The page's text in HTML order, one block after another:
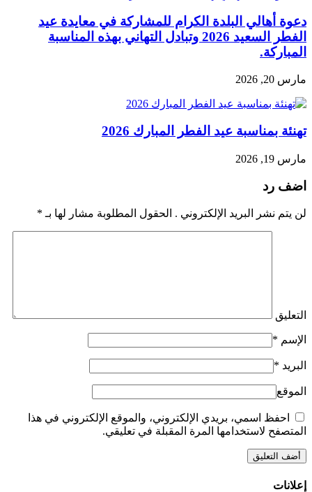
دعوة أهالي البلدة الكرام للمشاركة في معايدة عيد
الفطر السعيد 2026 وتبادل التهاني بهذه المناسبة
المباركة.
مارس 20, 2026
تهنئة بمناسبة عيد الفطر المبارك 2026
مارس 19, 2026
اضف رد
لن يتم نشر البريد الإلكتروني . الحقول المطلوبة مشار لها بـ *
التعليق
الإسم *
البريد *
الموقع
احفظ اسمي، بريدي الإلكتروني، والموقع الإلكتروني في هذا
المتصفح لاستخدامها المرة المقبلة في تعليقي.
إعلانات